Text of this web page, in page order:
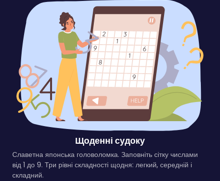
Щоденні судоку
Славетна японська головоломка. Заповніть сітку числами
від 1 до 9. Три рівні складності щодня: легкий, середній і
складний.